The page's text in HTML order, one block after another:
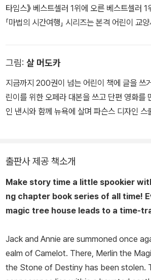
타임스》 베스트셀러 1위에 오른 베스트셀러 1위에도 오른 대표 작품
「마법의 시간여행」 시리즈는 본격 어린이 교
로서 어린이 독자에게 과학, 다양한 세계 역사
들이 알아야 할 많은 지식을 재미난 판타지 이
있다.
그림: 살 머도카
지금까지 200권이 넘는 어린이 책에 글을 쓰
린이를 위한 오페라 대본을 쓰고 단편 영화를
인 낸시와 함께 뉴욕에 살며 파슨스 디자인 스
출판사 제공 책소개
Make story time a little spookier
ng chapter book series of all time!
magic tree house leads to a time-
Jack and Annie are summoned once
ealm of Camelot. There, Merlin the
the Stone of Destiny has been stolen.